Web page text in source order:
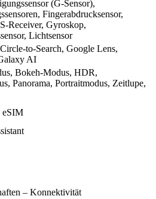
(G-Sensor),
Fingerabdrucksensor,
Receiver, Gyroskop,
Lichtsensor
to-Search, Google Lens,
AI
Bokeh-Modus, HDR,
Panorama, Portraitmodus, Zeitlupe,
eSIM
– Konnektivität